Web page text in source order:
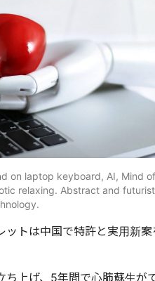
on laptop keyboard, AI, Mind of
relaxing. Abstract and
ットは中国で特許と実用新案
ち上げ、5年間で心肺蘇生が